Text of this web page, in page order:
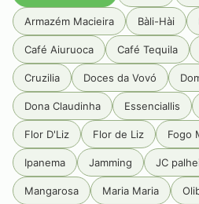
Armazém Macieira Bàli-Hài
Café Aiuruoca Café Tequila
Cruzilia Doces da Vovó
Dona Claudinha Essenciallis
Flor D'Liz Flor de Liz Fogo
Ipanema Jamming JC
Mangarosa Maria Maria